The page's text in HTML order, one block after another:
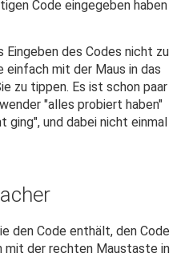
Code eingegeben haben
Eingeben des Codes nicht zu
einfach mit der Maus in das
zu tippen. Es ist schon paar
"alles probiert haben"
ging", und dabei nicht einmal
den Code enthält, den Code
mit der rechten Maustaste in